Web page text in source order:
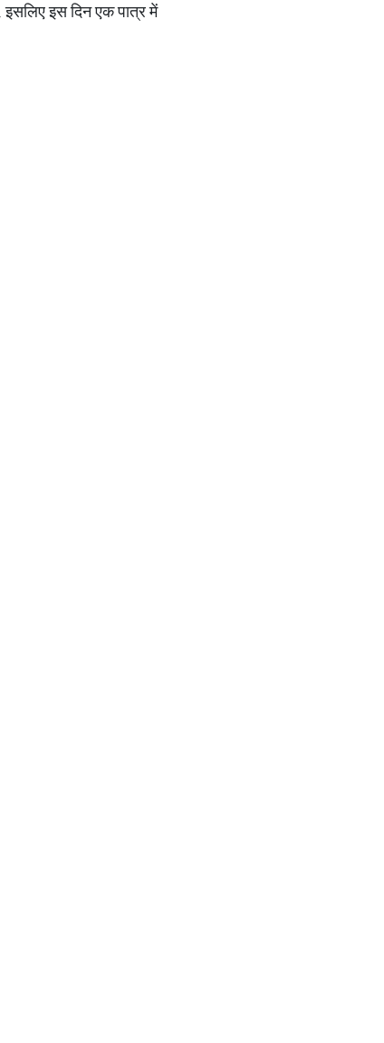
इसलिए इस दिन एक पात्र में